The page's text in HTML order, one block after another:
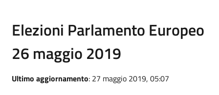
Elezioni Parlamento Europeo
26 maggio 2019
Ultimo aggiornamento: 27 maggio 2019, 05:07